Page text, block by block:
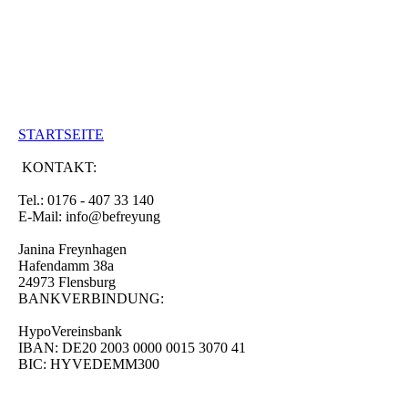
STARTSEITE
KONTAKT:
Tel.: 0176 - 407 33 140
E-Mail: info@befreyung
Janina Freynhagen
Hafendamm 38a
24973 Flensburg
BANKVERBINDUNG:
HypoVereinsbank
IBAN: DE20 2003 0000 0015 3070 41
BIC: HYVEDEMM300